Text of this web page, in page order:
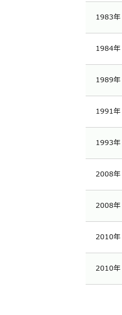
1983年
1984年
1989年
1991年
1993年
2008年
2008年
2010年
2010年